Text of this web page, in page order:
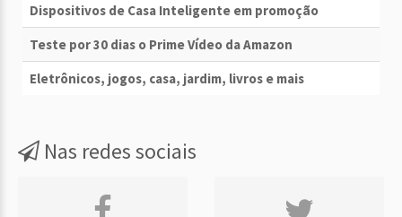
Dispositivos de Casa Inteligente em promoção
Teste por 30 dias o Prime Vídeo da Amazon
Eletrônicos, jogos, casa, jardim, livros e mais
Nas redes sociais